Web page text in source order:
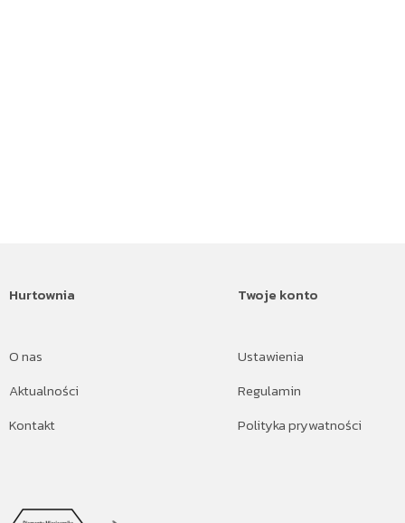
Hurtownia
O nas
Aktualności
Kontakt
Twoje konto
Ustawienia
Regulamin
Polityka prywatności